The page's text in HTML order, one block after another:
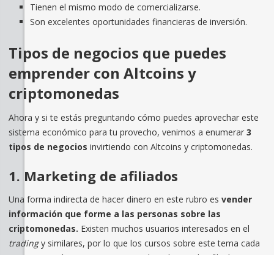
Tienen el mismo modo de comercializarse.
Son excelentes oportunidades financieras de inversión.
Tipos de negocios que puedes
emprender con Altcoins y
criptomonedas
Ahora y si te estás preguntando cómo puedes aprovechar este
sistema económico para tu provecho, venimos a enumerar 3
tipos de negocios invirtiendo con Altcoins y criptomonedas.
1. Marketing de afiliados
Una forma indirecta de hacer dinero en este rubro es vender
información que forme a las personas sobre las
criptomonedas. Existen muchos usuarios interesados en el
tradingy similares, por lo que los cursos sobre este tema cada